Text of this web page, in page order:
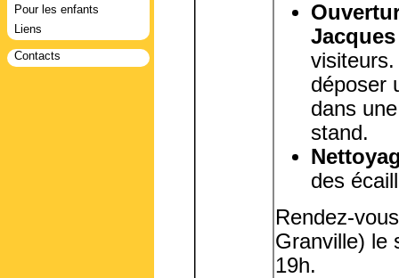
Pour les enfants
Liens
Contacts
Jacques
déposer
dans
stand.
des
Rendez-
Granville) le
19h.